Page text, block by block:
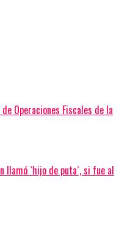
Operaciones Fiscales de la
llamó `hijo de puta´, si fue al